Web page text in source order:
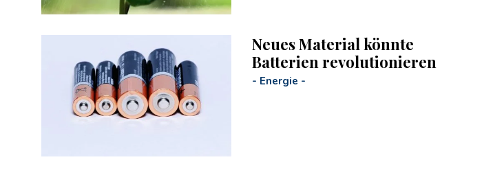
Neues Material könnte
Batterien revolutionieren
- Energie -